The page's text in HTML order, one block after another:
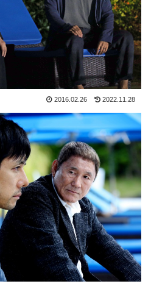
2016.02.26 2022.11.28